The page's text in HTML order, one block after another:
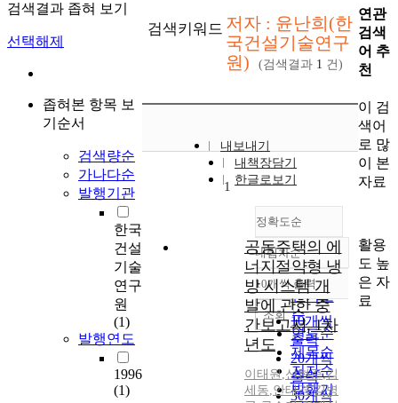
검색결과 좁혀 보기
선택해제
좁혀본 항목 보
기순서
검색량순
가나다순
발행기관
한국
건설
기술
연구
원
(1)
발행연도
1996
(1)
검색키워드 저자 : 윤난희(한
국건설기술연구
원)
(검색결과 1 건)
내보내기
내책장담기
한글로보기
정확도순
정확도
순
인기도
순
연도순
제목순
저자순
발행기
내림차순
내림차순
10개씩 출력
10개씩
출력
20개씩
출력
30개씩
조회
1
공동주택의 에
너지절약형 냉
방 시스템 개
발에 관한 중
간보고서, 1차
년도
이태원,신현준,김
세동,안태경,김병
연관
검색
어 추
천
이 검
색어
로 많
이 본
자료
활용
도 높
은 자
료